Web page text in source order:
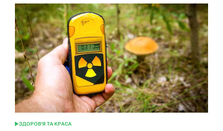
ОПУБЛІКУВАТИ
ЗДОРОВ'Я ТА КРАСА